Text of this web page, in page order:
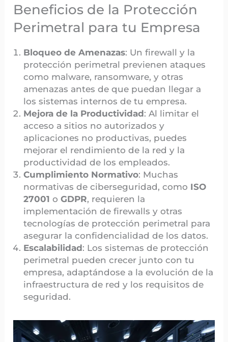
Beneficios de la Protección
Perimetral para tu Empresa
Bloqueo de Amenazas: Un firewall y la
protección perimetral previenen ataques
como malware, ransomware, y otras
amenazas antes de que puedan llegar a
los sistemas internos de tu empresa.
Mejora de la Productividad: Al limitar el
acceso a sitios no autorizados y
aplicaciones no productivas, puedes
mejorar el rendimiento de la red y la
productividad de los empleados.
Cumplimiento Normativo: Muchas
normativas de ciberseguridad, como ISO
27001 oGDPR, requieren la
implementación de firewalls y otras
tecnologías de protección perimetral para
asegurar la confidencialidad de los datos.
Escalabilidad: Los sistemas de protección
perimetral pueden crecer junto con tu
empresa, adaptándose a la evolución de la
infraestructura de red y los requisitos de
seguridad.